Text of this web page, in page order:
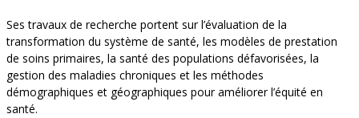
Ses travaux de recherche portent sur l’évaluation de la
transformation du système de santé, les modèles de prestation
de soins primaires, la santé des populations défavorisées, la
gestion des maladies chroniques et les méthodes
démographiques et géographiques pour améliorer l’équité en
santé.